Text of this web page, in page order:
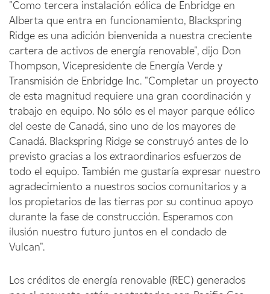
"Como tercera instalación eólica de Enbridge en
Alberta que entra en funcionamiento, Blackspring
Ridge es una adición bienvenida a nuestra creciente
cartera de activos de energía renovable", dijo Don
Thompson, Vicepresidente de Energía Verde y
Transmisión de Enbridge Inc. "Completar un proyecto
de esta magnitud requiere una gran coordinación y
trabajo en equipo. No sólo es el mayor parque eólico
del oeste de Canadá, sino uno de los mayores de
Canadá. Blackspring Ridge se construyó antes de lo
previsto gracias a los extraordinarios esfuerzos de
todo el equipo. También me gustaría expresar nuestro
agradecimiento a nuestros socios comunitarios y a
los propietarios de las tierras por su continuo apoyo
durante la fase de construcción. Esperamos con
ilusión nuestro futuro juntos en el condado de
Vulcan".
Los créditos de energía renovable (REC) generados